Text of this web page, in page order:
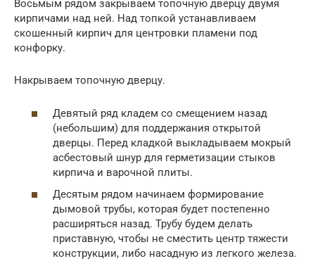
Восьмым рядом закрываем топочную дверцу двумя
кирпичами над ней. Над топкой устанавливаем
скошенный кирпич для центровки пламени под
конфорку.
Накрываем топочную дверцу.
Девятый ряд кладем со смещением назад
(небольшим) для поддержания открытой
дверцы. Перед кладкой выкладываем мокрый
асбестовый шнур для герметизации стыков
кирпича и варочной плиты.
Десятым рядом начинаем формирование
дымовой трубы, которая будет постепенно
расширяться назад. Трубу будем делать
приставную, чтобы не сместить центр тяжести
конструкции, либо насадную из легкого железа.